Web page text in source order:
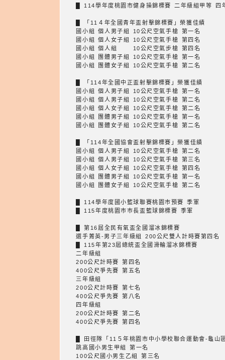
█ 114學年度桃園市健身操錦標賽 二年級組甲等 四
█ 「11４年全國青年盃射擊錦標賽」榮獲佳績
國小組 個人男子組 10公尺空氣手槍 第一名
國小組 個人女子組 10公尺空氣手槍 第四名
國小組 個人組 10公尺空氣步槍 第四名
國小組 團體男子組 10公尺空氣手槍 第一名
國小組 團體女子組 10公尺空氣手槍 第二名
█ 「114年全國中正盃射擊錦標賽」榮獲佳績
國小組 個人男子組 10公尺空氣手槍 第一名
國小組 個人男子組 10公尺空氣手槍 第二名
國小組 個人女子組 10公尺空氣手槍 第二名
國小組 團體男子組 10公尺空氣手槍 第一名
國小組 團體女子組 10公尺空氣手槍 第二名
█ 「114年全國協會盃射擊錦標賽」榮獲佳績
國小組 個人男子組 10公尺空氣手槍 第二名
國小組 個人男子組 10公尺空氣手槍 第三名
國小組 個人女子組 10公尺空氣手槍 第四名
國小組 團體男子組 10公尺空氣手槍 第一名
國小組 團體女子組 10公尺空氣手槍 第二名
█ 114學年度國小籃球聯賽桃園巿預賽 季軍
█ 115年度桃園巿巿長盃籃球錦標賽 季軍
█ 第16屆全民有氧盃全國溜冰錦標賽
選手菁英-男子三年級組 200公尺雙人計時賽第四名
█ 115年第23屆總統盃全國滑輪溜冰錦標賽
二年級組
200公尺計時賽 第四名
400公尺爭先賽 第五名
三年級組
200公尺計時賽 第七名
400公尺爭先賽 第八名
四年級組
200公尺計時賽 第二名
400公尺爭先賽 第四名
█ 田徑隊「11５年桃園市中小學校聯合運動會-龜山
跳高國小男生甲組 第一名
100公尺國小男生乙組 第三名